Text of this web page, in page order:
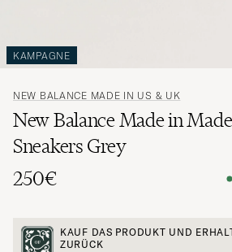
KAMPAGNE
NEW BALANCE MADE IN US & UK
New Balance Made in
Sneakers Grey
250€
KAUF DAS PRODUKT UND
ZURÜCK